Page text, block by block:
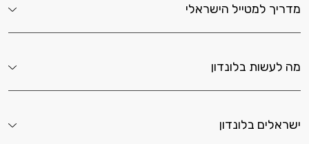
מדריך למטייל הישראלי
מה לעשות בלונדון
ישראלים בלונדון